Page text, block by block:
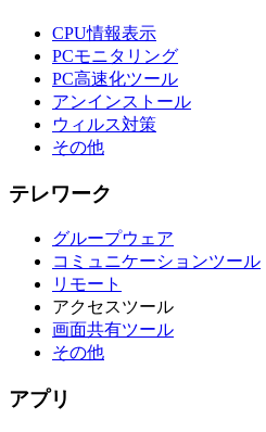
CPU情報表示
PCモニタリング
PC高速化ツール
アンインストール
ウィルス対策
その他
テレワーク
グループウェア
コミュニケーションツール
リモート
アクセスツール
画面共有ツール
その他
アプリ